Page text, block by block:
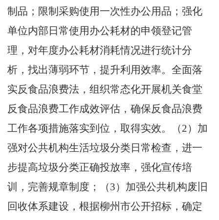
制品；限制采购使用一次性办公用品；强化
单位内部日常使用办公耗材的申领登记管
理，对年度办公耗材消耗情况进行统计分
析，找出薄弱环节，提升利用效率。全面落
实反食品浪费法，组织常态化开展机关食堂
反食品浪费工作成效评估，确保反食品浪费
工作各项措施落实到位，取得实效。（2）加
强对公共机构生活垃圾分类日常检查，进一
步提高垃圾分类正确投放率，强化宣传培
训，完善规章制度；（3）加强公共机构废旧
回收体系建设，根据柳州市公开招标，确定